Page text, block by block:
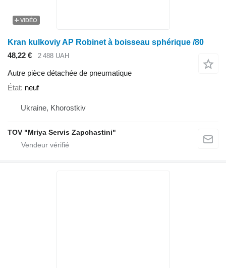
VIDÉO
Kran kulkoviy AP Robinet à boisseau sphérique /80
48,22 €
2 488 UAH
Autre pièce détachée de pneumatique
État neuf
Ukraine, Khorostkiv
TOV "Mriya Servis Zapchastini"